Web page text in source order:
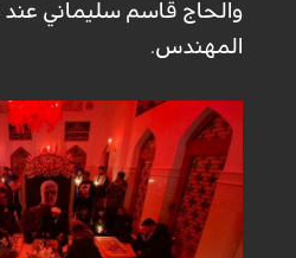
والحاج قاسم سليماني عند
المهندس.